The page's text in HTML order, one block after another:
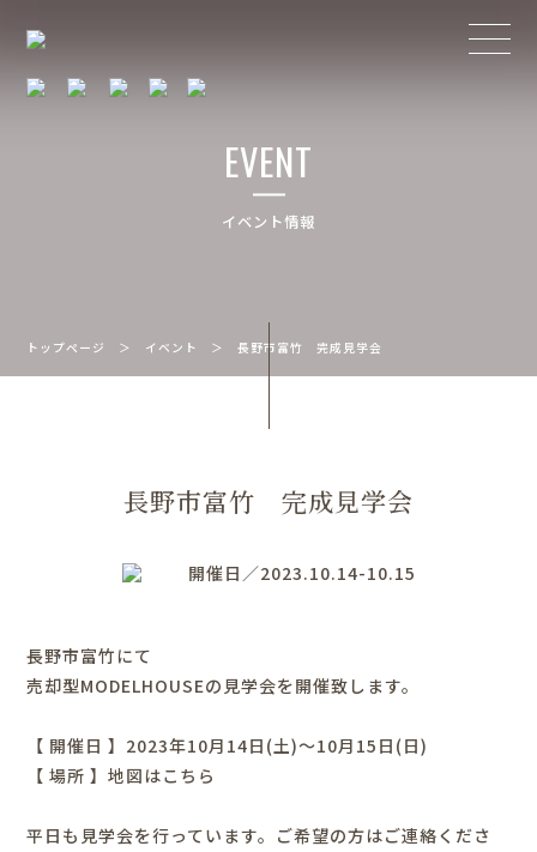
EVENT
イベント情報
トップページ ＞ イベント ＞長野市富竹 完成見学会
長野市富竹 完成見学会
開催日／2023.10.14-10.15
長野市富竹にて
売却型MODELHOUSEの見学会を開催致します。
【 開催日 】2023年10月14日(土)～10月15日(日)
【 場所 】地図はこちら
平日も見学会を行っています。ご希望の方はご連絡くださ